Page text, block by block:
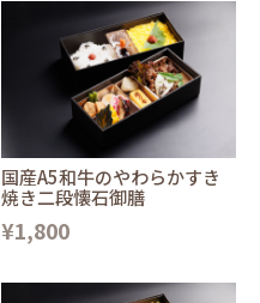
国産A5和牛のやわらかすき
焼き二段懐石御膳
¥1,800